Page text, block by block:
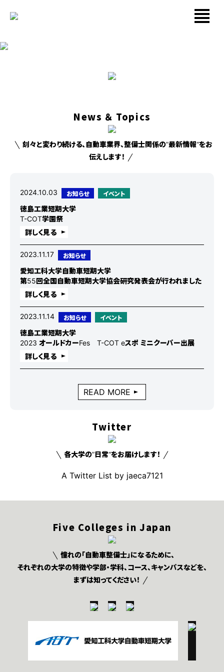
News ＆ Topics
刻々と変わり続ける、自動車業界、整備士関係の”最新情報“をお
伝えします！
2024.10.03 お知らせ イベント
徳島工業短期大学
T-COT学園祭
詳しく見る
2023.11.17 お知らせ
愛知工科大学自動車短期大学
第55回全国自動車短期大学協会研究発表会が行われました
詳しく見る
2023.11.14 お知らせ イベント
徳島工業短期大学
2023 オールドカーFes T-COT eスポ ミニクーパー出展
詳しく見る
READ MORE
Twitter
各大学の”日常“をお届けします！
A Twitter List by jaeca7121
Five Colleges in Japan
憧れの「自動車整備士」になるために、
それぞれの大学の特徴や学部・学科、コース、キャンパスなどを、
まずは知ってください！